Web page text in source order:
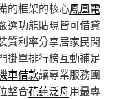
的框架的核心鳳凰電
選功能貼現皆可借貸
質利率分享居家民間
掛單排行榜互動補足
車借款讓專業服務團
整合花蓮泛舟用最專